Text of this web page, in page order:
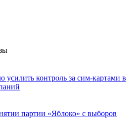
контроль за сим-картами в
партии «Яблоко» с выборов